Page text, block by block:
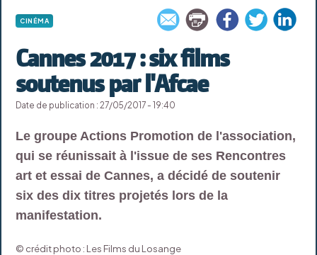
CINÉMA
Cannes 2017 : six films
soutenus par l'Afcae
Date de publication : 27/05/2017 - 19:40
Le groupe Actions Promotion de l'association,
qui se réunissait à l'issue de ses Rencontres
art et essai de Cannes, a décidé de soutenir
six des dix titres projetés lors de la
manifestation.
© crédit photo : Les Films du Losange